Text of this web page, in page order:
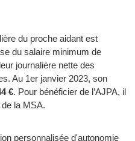
du proche aidant est
du salaire minimum de
journalière nette des
Au 1er janvier 2023, son
€. Pour bénéficier de l’AJPA, il
la MSA.
personnalisée d'autonomie